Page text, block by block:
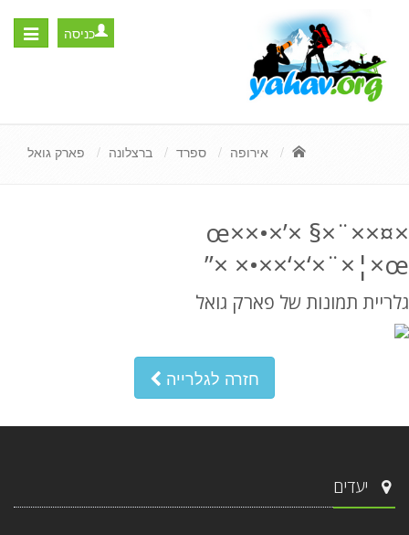
Toggle
כניסה
אירופה ספרד ברצלונה פארק גואל
×¤××¨×§ ×’×•××œ
×‘×‘×¨×¦×œ×•× ×”
גלריית תמונות של פארק גואל
חזרה לגלרייה
יעדים